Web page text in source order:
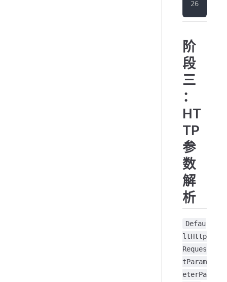
阶
段
三
：
HT
TP
参
数
解
析
Defau
ltHttp
Reques
tParam
eterPa